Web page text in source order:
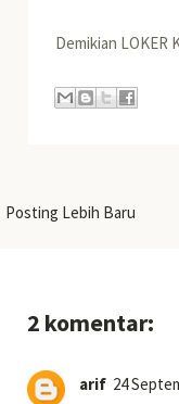
Demikian LOKER
Posting Lebih Baru
2 komentar:
arif 24